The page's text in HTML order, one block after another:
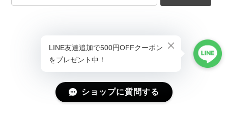
ショップに質問する